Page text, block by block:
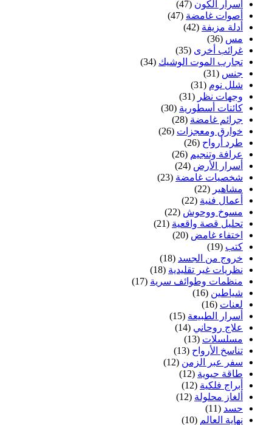
أسرار الكون (47)
أصوات غامضة (47)
أدلة مزيفة (42)
مس (36)
غرائب أخرى (35)
تجارب الموت الوشيك (34)
جنس (31)
شلل نوم (31)
وجهات نظر (31)
كائنات أسطورية (30)
جرائم غامضة (28)
خوارق ومعجزات (26)
طرد أرواح (26)
عرافة وتنجيم (26)
أسرار الأرض (24)
شخصيات غامضة (23)
مشاهير (22)
أعمال فنية (22)
مسوخ ووحوش (22)
تحليل قصة واقعية (21)
اختفاء غامض (20)
كتب (19)
خروج من الجسد (18)
نظريات غير تقليدية (18)
منظمات وطوائف سرية (17)
شياطين (16)
لعنات (16)
أسرار الطبيعة (15)
علاج روحاني (14)
مسلسلات (13)
تناسخ الأرواح (13)
سفر عبر الزمن (12)
طاقة حيوية (12)
أبراج فلكية (12)
ألغاز محلولة (12)
حسد (11)
نهاية العالم (10)